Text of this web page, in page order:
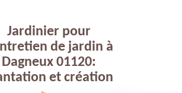
Jardinier pour
de jardin à
Dagneux 01120:
et création